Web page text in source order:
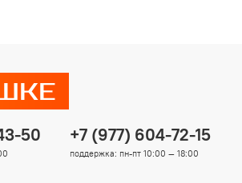
50 +7 (977) 604-72-15
поддержка: пн-пт 10:00 — 18:00